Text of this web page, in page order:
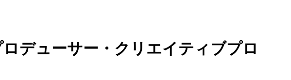
デューサー・クリエイティブプロ